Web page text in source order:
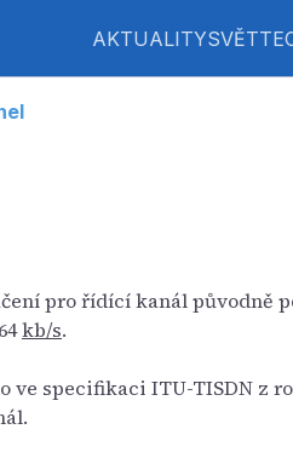
AKTUALITYSVĚT
pro řídící kanál původně
kb/s.
specifikaci ITU-TISDN z